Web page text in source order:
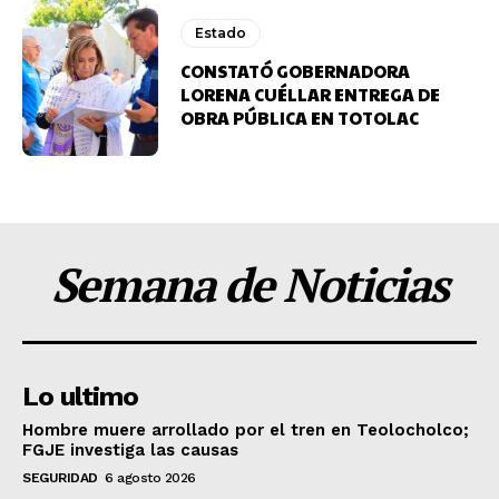
Estado
CONSTATÓ GOBERNADORA
LORENA CUÉLLAR ENTREGA DE
OBRA PÚBLICA EN TOTOLAC
Semana de Noticias
Lo ultimo
Hombre muere arrollado por el tren en Teolocholco;
FGJE investiga las causas
SEGURIDAD 6 agosto 2026